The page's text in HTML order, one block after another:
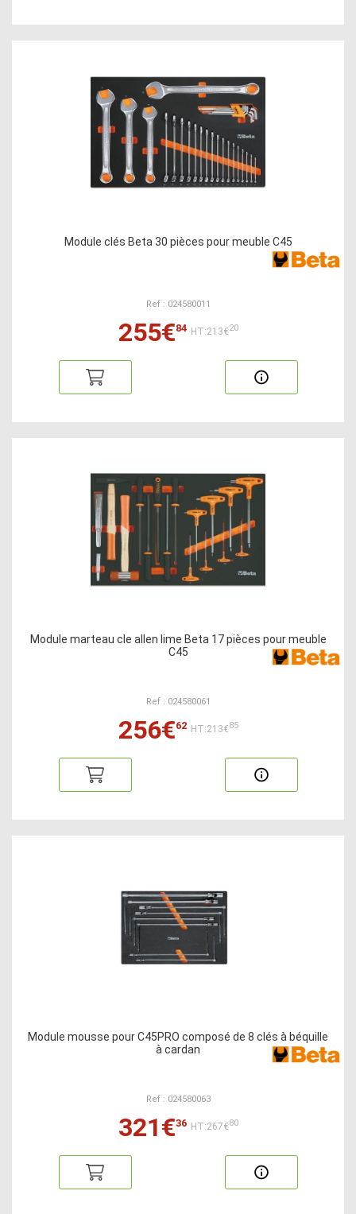
Module clés Beta 30 pièces pour meuble C45
Ref : 024580011
255€84 HT:213€20
Module marteau cle allen lime Beta 17 pièces pour meuble
C45
Ref : 024580061
256€62 HT:213€85
Module mousse pour C45PRO composé de 8 clés à béquille
à cardan
Ref : 024580063
321€36 HT:267€80